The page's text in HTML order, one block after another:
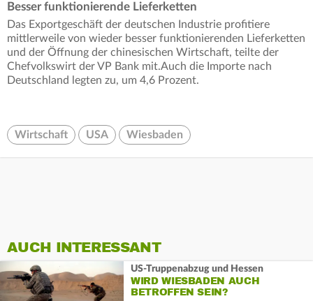
Besser funktionierende Lieferketten
Das Exportgeschäft der deutschen Industrie profitiere
mittlerweile von wieder besser funktionierenden Lieferketten
und der Öffnung der chinesischen Wirtschaft, teilte der
Chefvolkswirt der VP Bank mit.Auch die Importe nach
Deutschland legten zu, um 4,6 Prozent.
Wirtschaft USA Wiesbaden
AUCH INTERESSANT
US-Truppenabzug und Hessen
WIRD WIESBADEN AUCH
BETROFFEN SEIN?